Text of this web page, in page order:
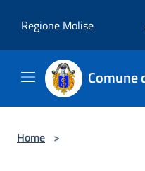
Regione Molise
Comune
Home >